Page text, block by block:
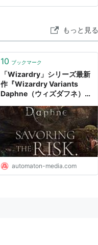
もっと見る
10 ブックマーク
「Wizardry」シリーズ最新
作『Wizardry Variants
Daphne（ウィズダフネ）』
Steamでも展開予定の、基
本プレイ無料ヒリつきダンジ
ョン探索 - AUTOMATON
automaton-media.com